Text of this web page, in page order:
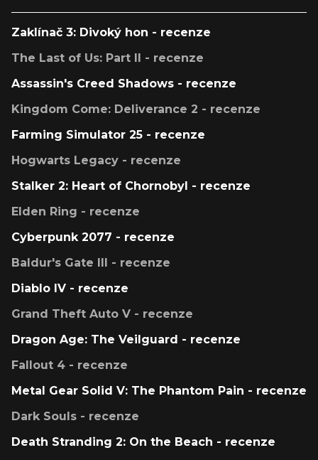
Zaklínač 3: Divoký hon - recenze
The Last of Us: Part II - recenze
Assassin's Creed Shadows - recenze
Kingdom Come: Deliverance 2 - recenze
Farming Simulator 25 - recenze
Hogwarts Legacy - recenze
Stalker 2: Heart of Chornobyl - recenze
Elden Ring - recenze
Cyberpunk 2077 - recenze
Baldur's Gate III - recenze
Diablo IV - recenze
Grand Theft Auto V - recenze
Dragon Age: The Veilguard - recenze
Fallout 4 - recenze
Metal Gear Solid V: The Phantom Pain - recenze
Dark Souls - recenze
Death Stranding 2: On the Beach - recenze